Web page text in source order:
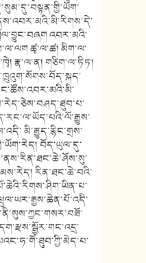
འབར་མའི་
ཚྭ་ལ་ཚ། མིག་ལ་
རྣ་ལ་ན། གཅིག་ལ་ཏིཏ།
མི་རྒྱུད་རྙིང་གྲས་
བོད་ཡུལ་དུ་
རིན་ཐང་ཆེ་བའི་